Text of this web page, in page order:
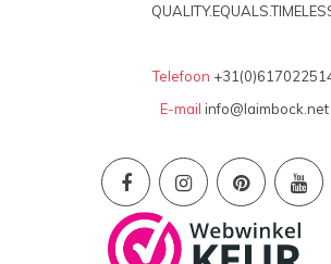
Telefoon
E-mail info@laimbock.net